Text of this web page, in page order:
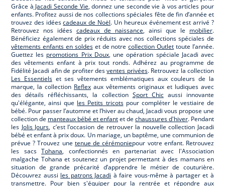
Grâce à Jacadi Seconde Vie, donnez une seconde vie à vos articles pour
enfants. Profitez aussi de nos collections spéciales fête de fin d’année et
trouvez des idéescadeaux de Noël. Un heureux événement est arrivé ?
Retrouvez nos idées cadeaux de naissance, ainsi que le mobilier.
Bénéficiez également de prix réduits avec nos collections spéciales de
vêtements enfants en soldeset de notrecollection Outlet toute l’année.
Guettez les promotions Prix Doux, une opération spéciale Jacadi avec
des vêtements enfant à prix tout ronds. Adhérez au programme de
Fidélité Jacadi afin de profiter desventes privées. Retrouvez la collection
Les Essentielset ses vêtements emblématiques aux couleurs de la
marque, la collection Reflex aux vêtements originaux et ludiques avec
des détails réfléchissants, la collection Sport Chicaussi innovante
qu'élégante, ainsi que les Petits tricotspour compléter le vestiaire de
bébé. Pour passer l’automne et l’hiver au chaud, Jacadi vous propose une
collection de manteaux bébé et enfantet de chaussures d'hiver. Pendant
les Jolis Jours, c’est l’occasion de retrouver la nouvelle collection Jacadi
bébé et enfant à prix doux. Un mariage, un baptême, une communion de
prévue ? Trouvez une tenue de cérémoniepour votre enfant. Retrouvez
les sacsTohana, confectionnés en partenariat avec l'Association
malgache Tohana et soutenez un projet permettant à des mamans en
situation de grande précarité d’apprendre le métier de couturière.
Découvrez aussi les patrons Jacadi à faire vous-même à partager et à
transmettre. Pour bien s'équiper pour la rentrée et répondre aux